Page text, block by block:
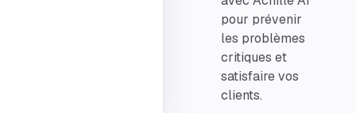
pour prévenir
les problèmes
critiques et
satisfaire vos
clients.